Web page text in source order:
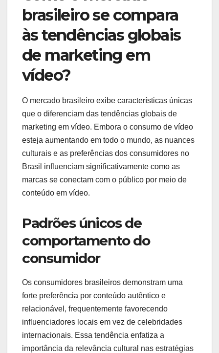
brasileiro se compara
às tendências globais
de marketing em
vídeo?
O mercado brasileiro exibe características únicas
que o diferenciam das tendências globais de
marketing em vídeo. Embora o consumo de vídeo
esteja aumentando em todo o mundo, as nuances
culturais e as preferências dos consumidores no
Brasil influenciam significativamente como as
marcas se conectam com o público por meio de
conteúdo em vídeo.
Padrões únicos de
comportamento do
consumidor
Os consumidores brasileiros demonstram uma
forte preferência por conteúdo autêntico e
relacionável, frequentemente favorecendo
influenciadores locais em vez de celebridades
internacionais. Essa tendência enfatiza a
importância da relevância cultural nas estratégias